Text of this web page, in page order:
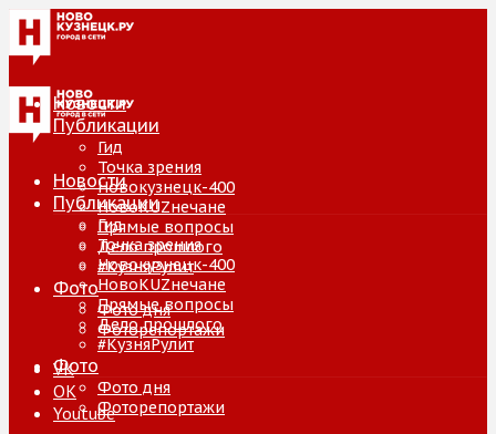
Новости
Публикации
Гид
Точка зрения
Новокузнецк-400
НовоKUZнечане
Прямые вопросы
Дело прошлого
#КузняРулит
Фото
Фото дня
Фоторепортажи
VK
ОК
Youtube
Новости
Публикации
Гид
Точка зрения
Новокузнецк-400
НовоKUZнечане
Прямые вопросы
Дело прошлого
#КузняРулит
Фото
Фото дня
Фоторепортажи